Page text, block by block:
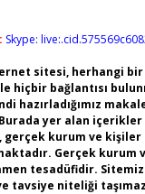
Skype:
sitesi, herhangi
hiçbir bağlantısı
hazırladığımız
yer alan
gerçek kurum ve kişiler
Gerçek kurum
tesadüfidir.
tavsiye niteliği